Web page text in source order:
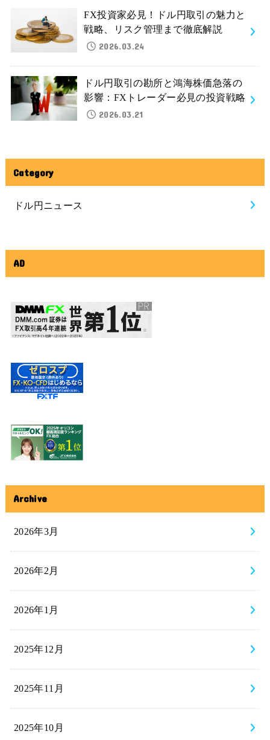
FX投資家必見！ドル円取引の魅力と
戦略、リスク管理まで徹底解説
2026.03.24
ドル円取引の勘所と鴻海株価急落の
影響：FXトレーダー必見の投資戦略
2026.03.21
Category
ドル円ニュース
AD
Archive
2026年3月
2026年2月
2026年1月
2025年12月
2025年11月
2025年10月